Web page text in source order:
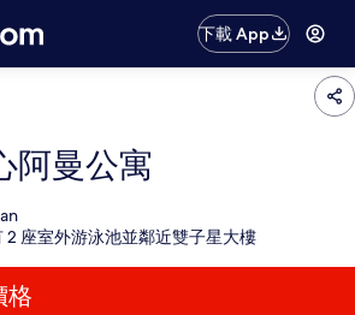
下載 App
阿曼公寓
座室外游泳池並鄰近雙子星大樓
格